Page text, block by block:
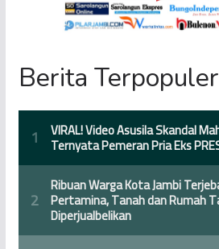
Berita Terpopuler